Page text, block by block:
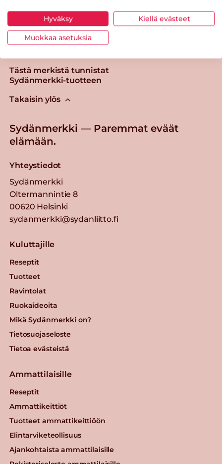
Tästä merkistä tunnistat
Sydänmerkki-tuotteen
Takaisin ylös
Sydänmerkki — Paremmat eväät
elämään.
Yhteystiedot
Sydänmerkki
Oltermannintie 8
00620 Helsinki
sydanmerkki@sydanliitto.fi
Kuluttajille
Reseptit
Tuotteet
Ravintolat
Ruokaideoita
Mikä Sydänmerkki on?
Tietosuojaseloste
Tietoa evästeistä
Ammattilaisille
Reseptit
Ammattikeittiöt
Tuotteet ammattikeittiöön
Elintarviketeollisuus
Ajankohtaista ammattilaisille
Hyväksy Kiellä evästeet
Muokkaa asetuksia